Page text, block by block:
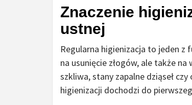
Znaczenie
ustnej
Regularna higienizacja to jeden
na usunięcie złogów, ale także
szkliwa, stany zapalne dziąseł
higienizacji dochodzi do